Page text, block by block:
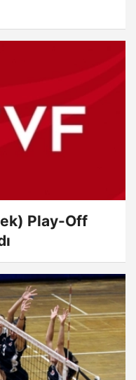
Play-Off